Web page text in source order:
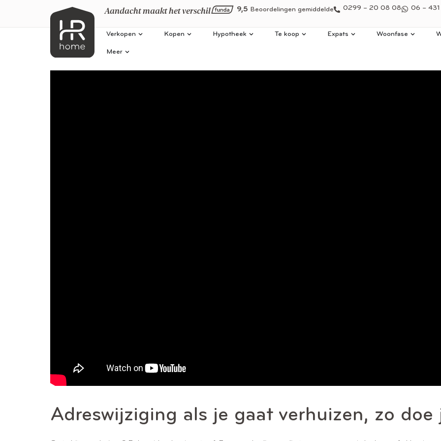
Aandacht maakt het verschil 9,5 Beoordelingen gemiddelde 0299 – 20 08 08 06 –
Verkopen Kopen Hypotheek Te koop Expats Woonfase
Meer
Adreswijziging als je gaat verhuizen, zo doe